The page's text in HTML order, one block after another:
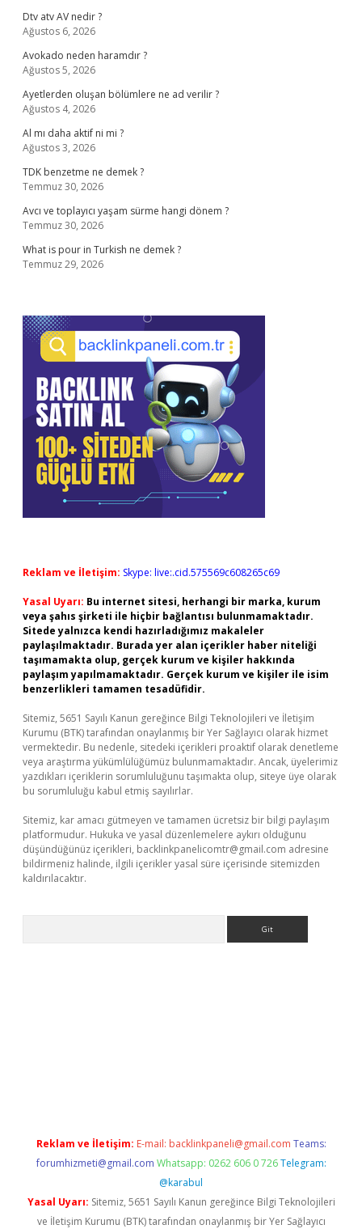
Dtv atv AV nedir ?
Ağustos 6, 2026
Avokado neden haramdır ?
Ağustos 5, 2026
Ayetlerden oluşan bölümlere ne ad verilir ?
Ağustos 4, 2026
Al mı daha aktif ni mi ?
Ağustos 3, 2026
TDK benzetme ne demek ?
Temmuz 30, 2026
Avcı ve toplayıcı yaşam sürme hangi dönem ?
Temmuz 30, 2026
What is pour in Turkish ne demek ?
Temmuz 29, 2026
Reklam ve İletişim: Skype: live:.cid.575569c608265c69
Yasal Uyarı: Bu internet sitesi, herhangi bir marka, kurum
veya şahıs şirketi ile hiçbir bağlantısı bulunmamaktadır.
Sitede yalnızca kendi hazırladığımız makaleler
paylaşılmaktadır. Burada yer alan içerikler haber niteliği
taşımamakta olup, gerçek kurum ve kişiler hakkında
paylaşım yapılmamaktadır. Gerçek kurum ve kişiler ile isim
benzerlikleri tamamen tesadüfidir.
Sitemiz, 5651 Sayılı Kanun gereğince Bilgi Teknolojileri ve İletişim
Kurumu (BTK) tarafından onaylanmış bir Yer Sağlayıcı olarak hizmet
vermektedir. Bu nedenle, sitedeki içerikleri proaktif olarak denetleme
veya araştırma yükümlülüğümüz bulunmamaktadır. Ancak, üyelerimiz
yazdıkları içeriklerin sorumluluğunu taşımakta olup, siteye üye olarak
bu sorumluluğu kabul etmiş sayılırlar.
Sitemiz, kar amacı gütmeyen ve tamamen ücretsiz bir bilgi paylaşım
platformudur. Hukuka ve yasal düzenlemelere aykırı olduğunu
düşündüğünüz içerikleri, backlinkpanelicomtr@gmail.com adresine
bildirmeniz halinde, ilgili içerikler yasal süre içerisinde sitemizden
kaldırılacaktır.
Reklam ve İletişim: E-mail: backlinkpaneli@gmail.com Teams:
forumhizmeti@gmail.com Whatsapp: 0262 606 0 726 Telegram:
@karabul
Yasal Uyarı: Sitemiz, 5651 Sayılı Kanun gereğince Bilgi Teknolojileri
ve İletişim Kurumu (BTK) tarafından onaylanmış bir Yer Sağlayıcı